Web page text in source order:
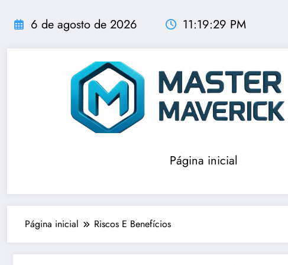
para
conteúdo
6 de agosto de 2026 11:19:29 PM
Página inicial
Página inicial Riscos E Benefícios